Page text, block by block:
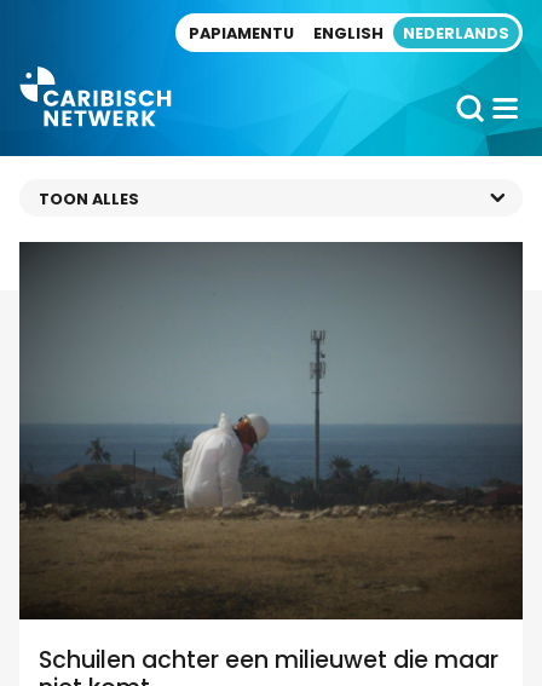
PAPIAMENTU ENGLISH NEDERLANDS
Schuilen achter een milieuwet die maar